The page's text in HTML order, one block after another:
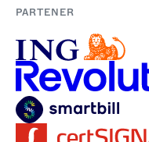
PARTENER